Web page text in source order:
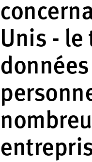
Unis -
données